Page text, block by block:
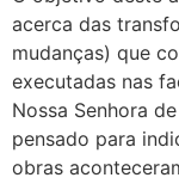
acerca das
mudanças) que
executadas nas
Nossa Senhora
pensado para
obras